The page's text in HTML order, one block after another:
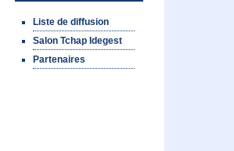
Liste de diffusion
Salon Tchap Idegest
Partenaires